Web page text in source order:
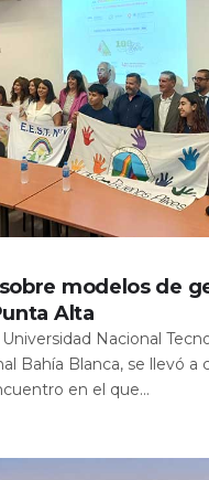
modelos de
Alta
Nacional
Bahía Blanca, se llevó a
en el que...